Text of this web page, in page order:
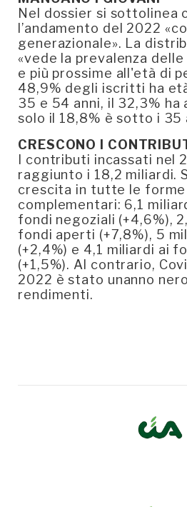
Nel dossier si sottolinea
l’andamento del 2022
generazionale». La
«vede la prevalenza
e più prossime all'età di
48,9% degli iscritti ha
35 e 54 anni, il 32,3% ha
solo il 18,8% è sotto i 35
CRESCONO I
I contributi incassati nel
raggiunto i 18,2 miliardi.
crescita in tutte le forme
complementari: 6,1
fondi negoziali (+4,6%),
fondi aperti (+7,8%), 5
(+2,4%) e 4,1 miliardi ai
(+1,5%). Al contrario,
2022 è stato unanno
rendimenti.